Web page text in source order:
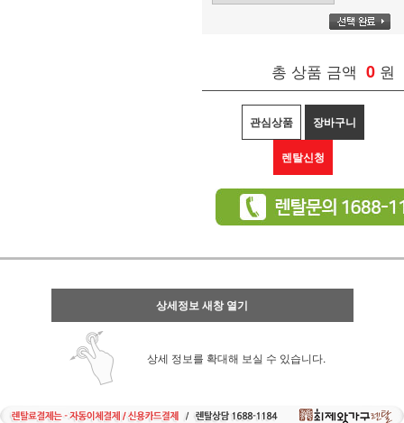
총 상품 금액 0 원
관심상품 장바구니
렌탈신청
상세정보 새창 열기
상세 정보를 확대해 보실 수 있습니다.